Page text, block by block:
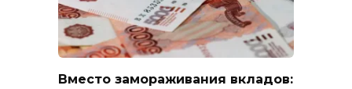
Вместо замораживания вкладов: